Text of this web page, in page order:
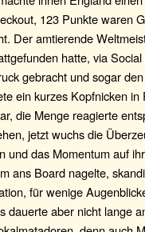
123 Punkte waren
Der amtierende
hatte, via
gebracht und sogar den
ein kurzes Kopfnicken in
die Menge reagierte
jetzt wuchs die
und das Momentum auf
ans Board nagelte,
für wenige
dauerte aber nicht lange